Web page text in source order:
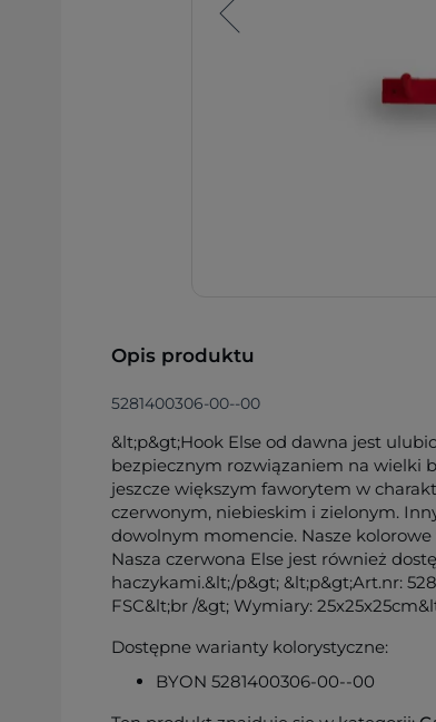
Opis produktu
5281400306-00--00
&lt;p&gt;Hook Else od dawna jest
bezpiecznym rozwiązaniem na wielki
jeszcze większym faworytem w
czerwonym, niebieskim i zielonym.
dowolnym momencie. Nasze
Nasza czerwona Else jest również
haczykami.&lt;/p&gt; &lt;p&gt;Art.nr:
FSC&lt;br /&gt; Wymiary:
Dostępne warianty kolorystyczne:
BYON 5281400306-00--00